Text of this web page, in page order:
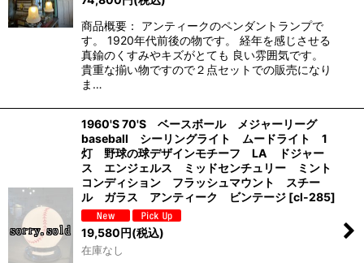
商品概要： アンティークのペンダントランプで
す。 1920年代前後の物です。 経年を感じさせる
真鍮のくすみやキズがとても 良い雰囲気です。
貴重な揃い物ですので２点セットでの販売になり
ま…
1960'S 70'S ベースボール メジャーリーグ
baseball シーリングライト ムードライト 1
灯 野球の球デザインモチーフ LA ドジャー
ス エンジェルス ミッドセンチュリー ミント
コンディション フラッシュマウント スチー
ル ガラス アンティーク ビンテージ [cl-285]
19,580円(税込)
在庫なし